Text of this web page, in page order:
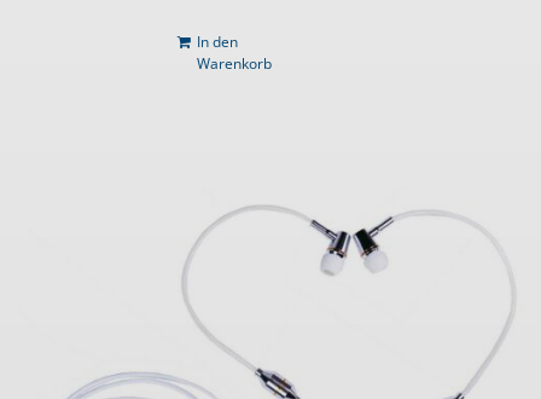
In den
Warenkorb